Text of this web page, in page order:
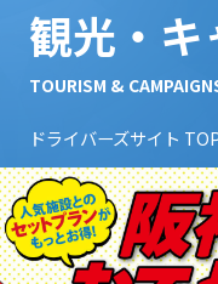
観光・キ
TOURISM &
ドライバーズサイト